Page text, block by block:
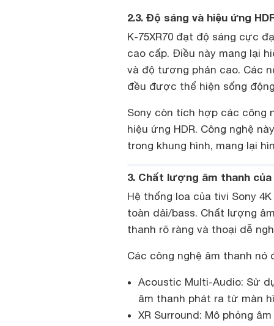
2.3. Độ sáng và hiệu ứng
K-75XR70 đạt độ sáng cực
cao cấp. Điều này mang lại
và độ tương phản cao. Các
đều được thể hiện sống
Sony còn tích hợp các công
hiệu ứng HDR. Công nghệ
trong khung hình, mang lại
3. Chất lượng âm thanh của
Hệ thống loa của tivi Sony
toàn dải/bass. Chất lượng
thanh rõ ràng và thoại dễ
Các công nghệ âm thanh
Acoustic Multi-Audio: Sử
âm thanh phát ra từ màn
XR Surround: Mô phỏng